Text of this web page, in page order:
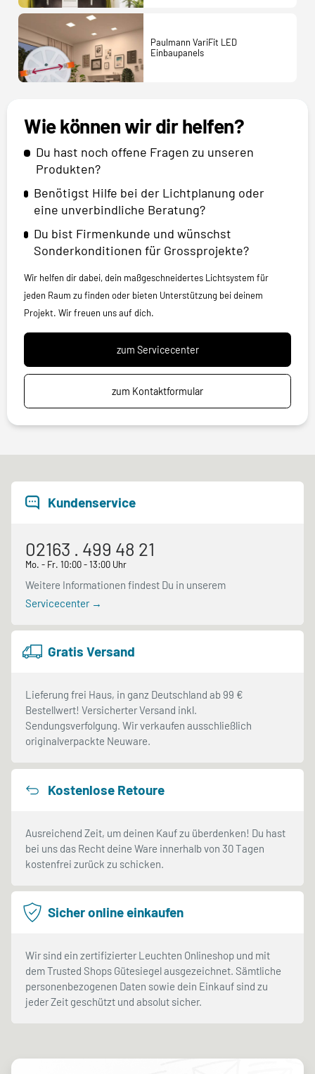
Paulmann VariFit LED
Einbaupanels
Wie können wir dir helfen?
Du hast noch offene Fragen zu unseren
Produkten?
Benötigst Hilfe bei der Lichtplanung oder
eine unverbindliche Beratung?
Du bist Firmenkunde und wünschst
Sonderkonditionen für Grossprojekte?
Wir helfen dir dabei, dein maßgeschneidertes Lichtsystem für
jeden Raum zu finden oder bieten Unterstützung bei deinem
Projekt. Wir freuen uns auf dich.
zum Servicecenter
zum Kontaktformular
Kundenservice
02163 . 499 48 21
Mo. - Fr. 10:00 - 13:00 Uhr
Weitere Informationen findest Du in unserem
Servicecenter →
Gratis Versand
Lieferung frei Haus, in ganz Deutschland ab 99 €
Bestellwert! Versicherter Versand inkl.
Sendungsverfolgung. Wir verkaufen ausschließlich
originalverpackte Neuware.
Kostenlose Retoure
Ausreichend Zeit, um deinen Kauf zu überdenken! Du hast
bei uns das Recht deine Ware innerhalb von 30 Tagen
kostenfrei zurück zu schicken.
Sicher online einkaufen
Wir sind ein zertifizierter Leuchten Onlineshop und mit
dem Trusted Shops Gütesiegel ausgezeichnet. Sämtliche
personenbezogenen Daten sowie dein Einkauf sind zu
jeder Zeit geschützt und absolut sicher.